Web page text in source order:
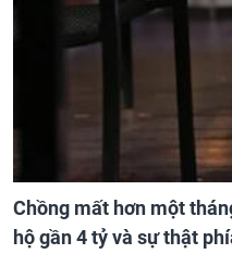
Chồng mất hơn một
hộ gần 4 tỷ và sự thật